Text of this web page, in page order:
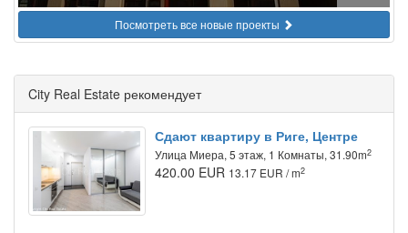
Посмотреть все новые проекты
City Real Estate рекомендует
Сдают квартиру в Риге, Центре
Улица Миера, 5 этаж, 1 Комнаты, 31.90m2
420.00 EUR 13.17 EUR / m2